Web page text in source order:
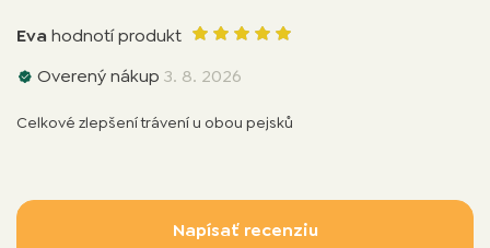
Eva hodnotí produkt
Overený nákup 3. 8. 2026
Celkové zlepšení trávení u obou pejsků
Napísať recenziu